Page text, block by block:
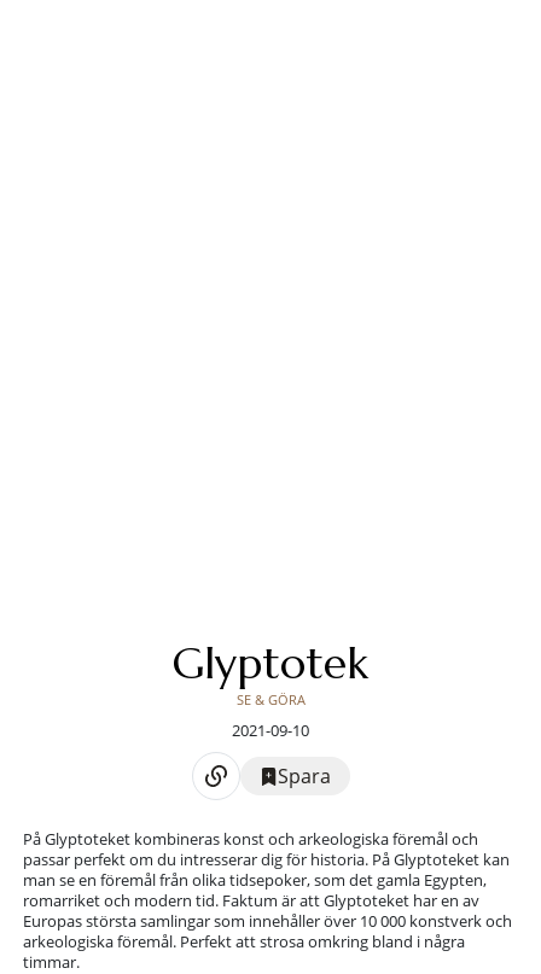
Glyptotek
SE & GÖRA
2021-09-10
Spara
På Glyptoteket kombineras konst och arkeologiska föremål och
passar perfekt om du intresserar dig för historia. På Glyptoteket kan
man se en föremål från olika tidsepoker, som det gamla Egypten,
romarriket och modern tid. Faktum är att Glyptoteket har en av
Europas största samlingar som innehåller över 10 000 konstverk och
arkeologiska föremål. Perfekt att strosa omkring bland i några
timmar.